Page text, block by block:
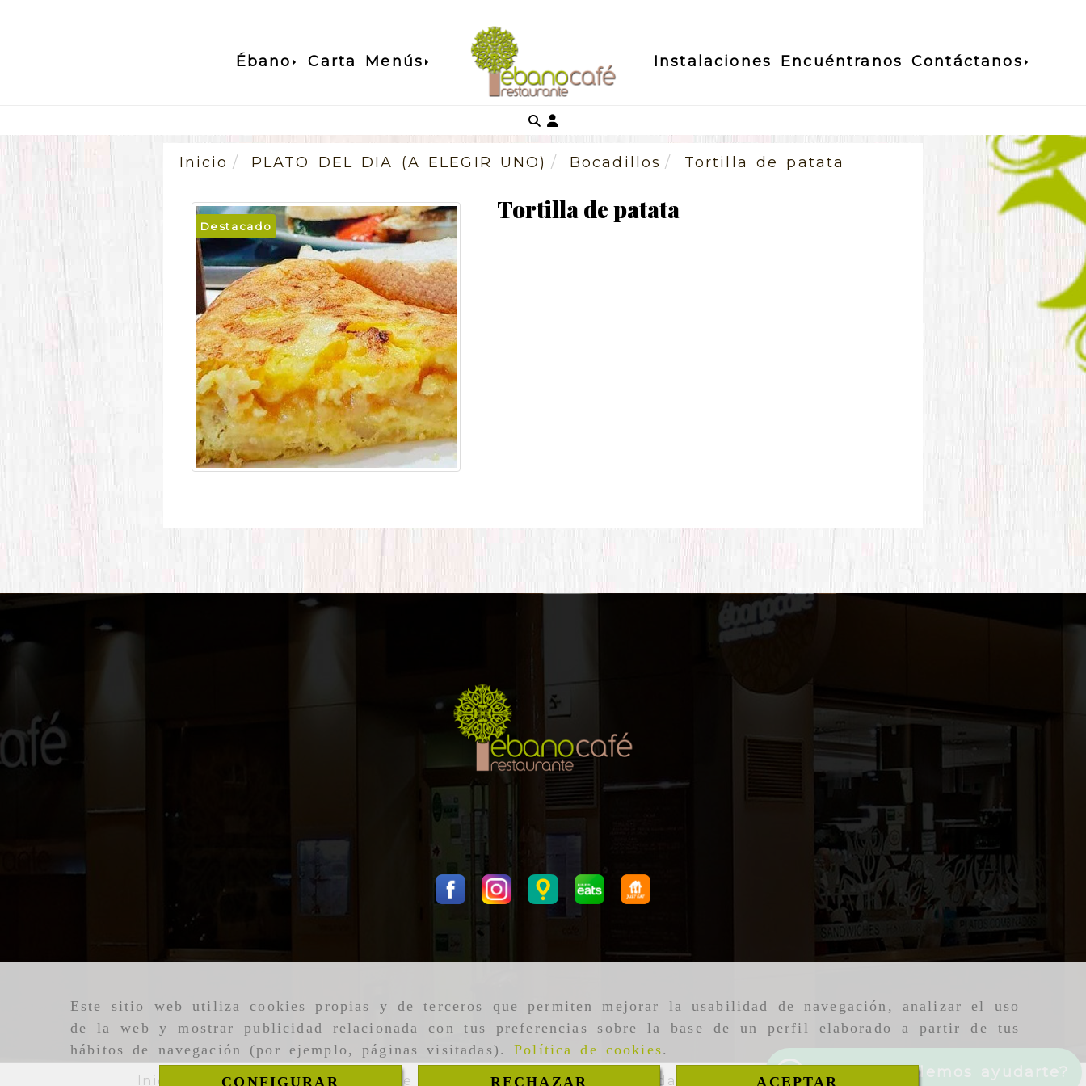
Este sitio web utiliza cookies propias y de terceros que permiten mejorar la usabilidad de navegación, analizar el uso
de la web y mostrar publicidad relacionada con tus preferencias sobre la base de un perfil elaborado a partir de tus
hábitos de navegación (por ejemplo, páginas visitadas).Política de cookies.
CONFIGURAR RECHAZAR ACEPTAR
Ébano Carta Menús Instalaciones Encuéntranos Contáctanos
Identifícate
Inicio PLATO DEL DIA (A ELEGIR UNO) Bocadillos Tortilla de patata
Destacado
Tortilla de patata
¿En qué podemos ayudarte?
Inicio Aviso legal Política de cookies Política de privacidad Condiciones de venta online